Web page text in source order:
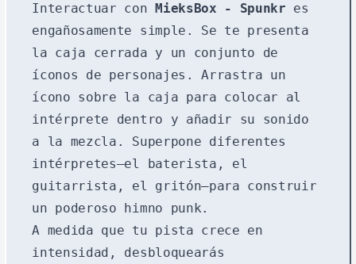
Interactuar con MieksBox - Spunkr es
engañosamente simple. Se te presenta
la caja cerrada y un conjunto de
íconos de personajes. Arrastra un
ícono sobre la caja para colocar al
intérprete dentro y añadir su sonido
a la mezcla. Superpone diferentes
intérpretes—el baterista, el
guitarrista, el gritón—para construir
un poderoso himno punk.
A medida que tu pista crece en
intensidad, desbloquearás